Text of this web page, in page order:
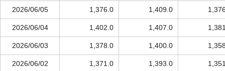
2026/06/05 1,376.0 1,409.0
2026/06/04 1,402.0 1,407.0
2026/06/03 1,378.0 1,400.0
2026/06/02 1,371.0 1,393.0